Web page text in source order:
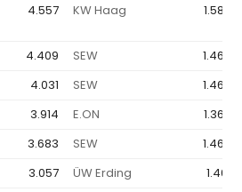
4.557 KW Haag 1.586
4.409 SEW
1.462
4.031 SEW
1.462
3.914 E.ON
1.368
3.683 SEW
1.462
3.057 ÜW Erding
1.461